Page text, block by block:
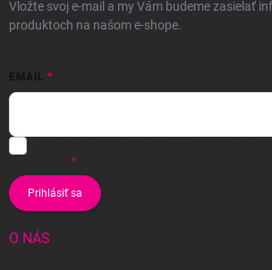
Vložte svoj e-mail a my Vám budeme zasielať
produktoch na našom e-shope.
EMAIL
Prihlásiť sa
O NÁS